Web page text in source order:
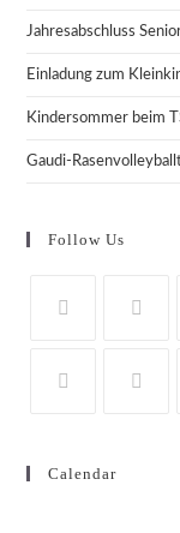
Jahresabschluss
Einladung zum
Kindersommer beim
Gaudi-
Follow Us
Calendar